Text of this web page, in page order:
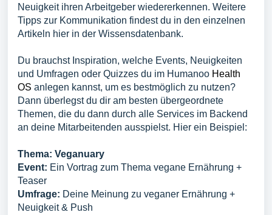
Neuigkeit ihren Arbeitgeber wiedererkennen. Weitere
Tipps zur Kommunikation findest du in den einzelnen
Artikeln hier in der Wissensdatenbank.
Du brauchst Inspiration, welche Events, Neuigkeiten
und Umfragen oder Quizzes du im Humanoo Health
OS anlegen kannst, um es bestmöglich zu nutzen?
Dann überlegst du dir am besten übergeordnete
Themen, die du dann durch alle Services im Backend
an deine Mitarbeitenden ausspielst. Hier ein Beispiel:
Thema: Veganuary
Event: Ein Vortrag zum Thema vegane Ernährung +
Teaser
Umfrage: Deine Meinung zu veganer Ernährung +
Neuigkeit & Push